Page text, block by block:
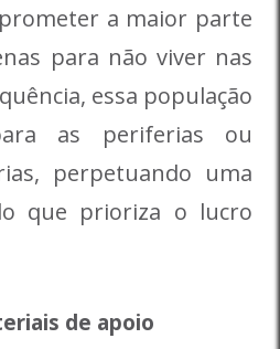
a maior parte
para não viver nas
essa população
as periferias ou
perpetuando uma
que prioriza o lucro
de apoio